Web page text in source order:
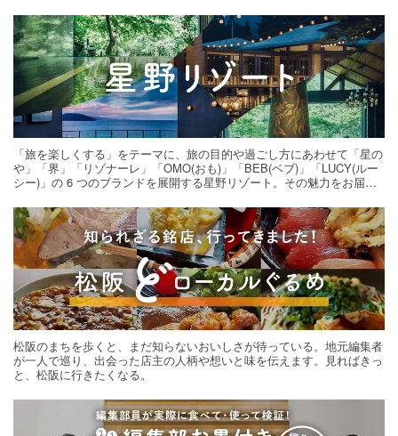
「旅を楽しくする」をテーマに、旅の目的や過ごし方にあわせて「星の
や」「界」「リゾナーレ」「OMO(おも)」「BEB(ベブ)」「LUCY(ルー
シー)」の 6 つのブランドを展開する星野リゾート。その魅力をお届け
松阪のまちを歩くと、まだ知らないおいしさが待っている。地元編集者
が一人で巡り、出会った店主の人柄や想いと味を伝えます。見ればきっ
と、松阪に行きたくなる。